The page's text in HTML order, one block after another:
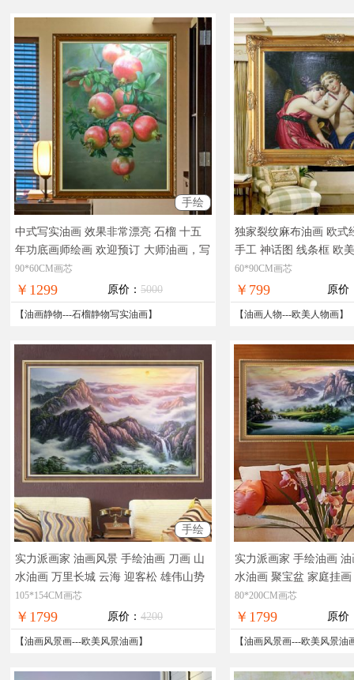
手绘
中式写实油画 效果非常漂亮 石榴 十五
年功底画师绘画 欢迎预订 大师油画，写
实油画，目前只接受预订
90*60CM画芯
￥1299 原价： 5000
【油画静物---石榴静物写实油画】
独家裂纹麻布油画 欧式
手工 神话图 线条框 欧
物，现货图片，在线支
60*90CM画芯
￥799 原价
【油画人物---欧美人物画】
手绘
实力派画家 油画风景 手绘油画 刀画 山
水油画 万里长城 云海 迎客松 雄伟山势
家庭挂画 企业挂画
图片，在线支付，全国免邮
105*154CM画芯
￥1799 原价： 4200
【油画风景画---欧美风景油画】
实力派画家 手绘油画
水油画 聚宝盆 家庭挂
店挂画 实物拍摄，现货
付，全国免邮
80*200CM画芯
￥1799 原价
【油画风景画---欧美风景油